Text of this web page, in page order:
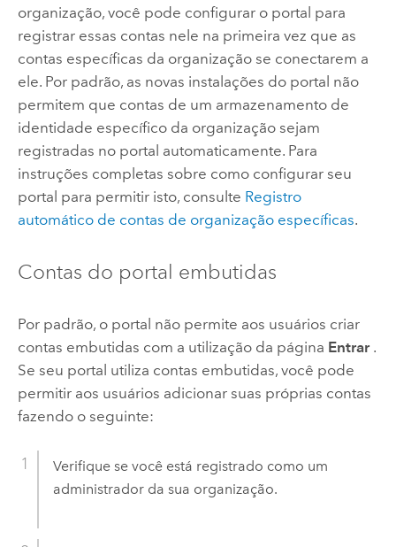
organização, você pode configurar o portal para
registrar essas contas nele na primeira vez que as
contas específicas da organização se conectarem a
ele. Por padrão, as novas instalações do portal não
permitem que contas de um armazenamento de
identidade específico da organização sejam
registradas no portal automaticamente. Para
instruções completas sobre como configurar seu
portal para permitir isto, consulte Registro
automático de contas de organização específicas.
Contas do portal embutidas
Por padrão, o portal não permite aos usuários criar
contas embutidas com a utilização da página Entrar.
Se seu portal utiliza contas embutidas, você pode
permitir aos usuários adicionar suas próprias contas
fazendo o seguinte:
Verifique se você está registrado como um
administrador da sua organização.